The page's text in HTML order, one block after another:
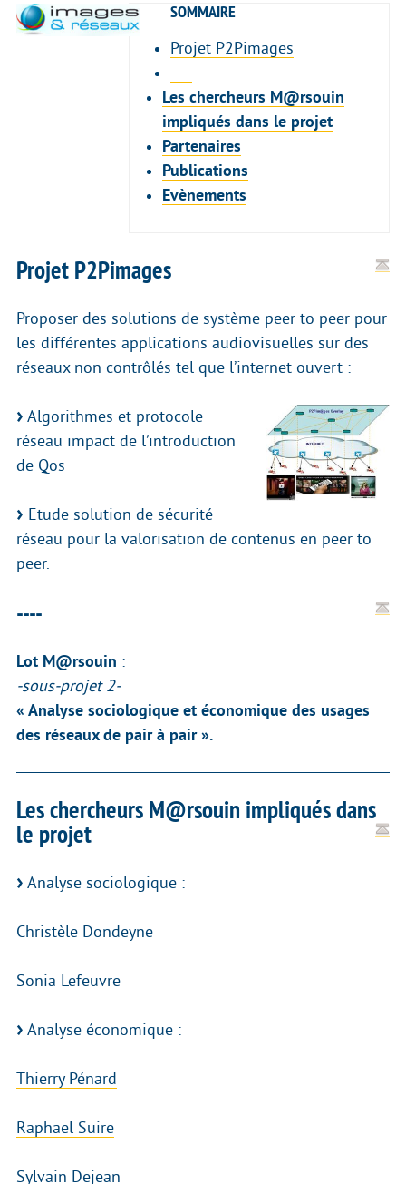
SOMMAIRE
Projet P2Pimages
----
Les chercheurs M@rsouin
impliqués dans le projet
Partenaires
Publications
Evènements
Projet P2Pimages
Proposer des solutions de système peer to peer pour
les différentes applications audiovisuelles sur des
réseaux non contrôlés tel que l’internet ouvert :
Algorithmes et protocole
réseau impact de l’introduction
de Qos
Etude solution de sécurité
réseau pour la valorisation de contenus en peer to
peer.
----
Lot M@rsouin :
-sous-projet 2-
« Analyse sociologique et économique des usages
des réseaux de pair à pair ».
Les chercheurs M@rsouin impliqués dans
le projet
Analyse sociologique :
Christèle Dondeyne
Sonia Lefeuvre
Analyse économique :
Thierry Pénard
Raphael Suire
Sylvain Dejean